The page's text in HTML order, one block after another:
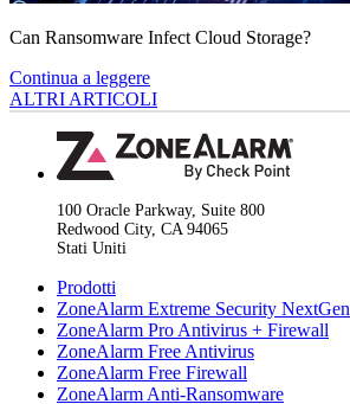
Can Ransomware Infect Cloud Storage?
Continua a leggere
ALTRI ARTICOLI
100 Oracle Parkway, Suite 800
Redwood City, CA 94065
Stati Uniti
Prodotti
ZoneAlarm Extreme Security NextGen
ZoneAlarm Pro Antivirus + Firewall
ZoneAlarm Free Antivirus
ZoneAlarm Free Firewall
ZoneAlarm Anti-Ransomware